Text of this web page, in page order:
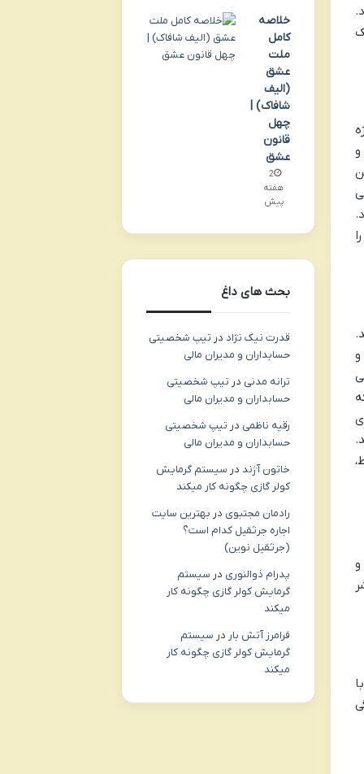
و
خلاصه
کامل
ملت
عشق
(الیف
شافاک) |
چهل
قانون
عشق
2
هفته
پیش
بحث های داغ
قدرت نیک نژاد در تیپ شخصیتی
حسابداران و مدیران مالی
ترانه مدنی در تیپ شخصیتی
حسابداران و مدیران مالی
رقیه ناظمی در تیپ شخصیتی
حسابداران و مدیران مالی
خاتون آژند در سیستم گرمایش
کولر گازی چگونه کار میکند
رادمان مجتبوی در بهترین سایت
اجاره جرثقیل کدام است؟
(جرثقیل نوین)
پدرام ذوالنوری در سیستم
گرمایش کولر گازی چگونه کار
میکند
فرامرز آتش بار در سیستم
گرمایش کولر گازی چگونه کار
میکند